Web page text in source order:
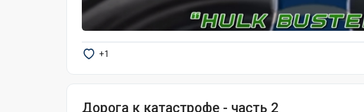
+1
Дорога к катастрофе - часть 2